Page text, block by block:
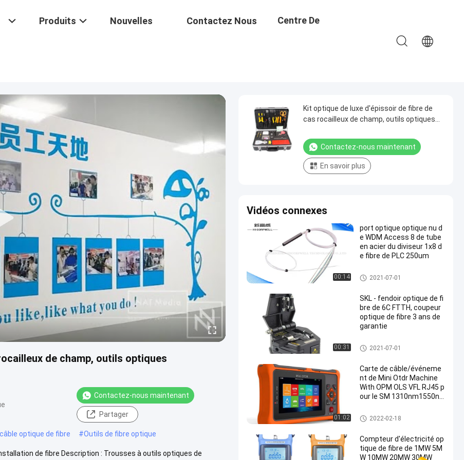
Produits Nouvelles Contactez Nous Centre De
de champ, outils optiques
Contactez-nous maintenant
Partager
optique de fibre #Outils de fibre optique
de fibre Description : Trousses à outils optiques de
Kit optique de luxe d'épissoir de fibre de
cas rocailleux de champ, outils optiques
Contactez-nous maintenant
En savoir plus
Vidéos connexes
00:14
port optique optique nu d
e WDM Access 8 de tube
en acier du diviseur 1x8 d
e fibre de PLC 250um
kits d'arrêt de fibre
2021-07-01
00:31
SKL - fendoir optique de fi
bre de 6C FTTH, coupeur
optique de fibre 3 ans de
garantie
Outils d'essai de fibre
2021-07-01
01:02
Carte de câble/événeme
nt de Mini Otdr Machine
With OPM OLS VFL RJ45 p
our le SM 1310nm1550n
Outils d'essai de fibre
2022-02-18
Compteur d'électricité op
tique de fibre de 1MW 5M
W 10MW 20MW 30MW